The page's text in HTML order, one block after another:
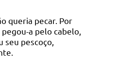
queria pecar. Por
a pelo cabelo,
seu pescoço,